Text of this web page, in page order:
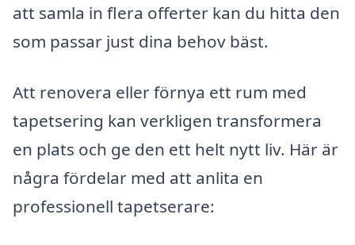
att samla in flera offerter kan du hitta den
som passar just dina behov bäst.
Att renovera eller förnya ett rum med
tapetsering kan verkligen transformera
en plats och ge den ett helt nytt liv. Här är
några fördelar med att anlita en
professionell tapetserare: